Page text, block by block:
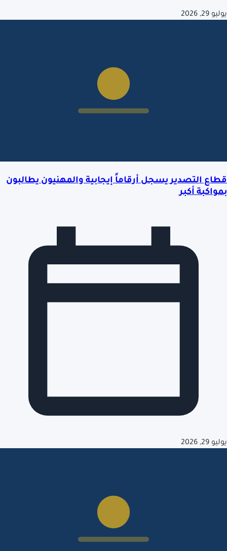
يوليو 29, 2026
قطاع التصدير يسجل أرقاماً إيجابية والمهنيون يطالبون
بمواكبة أكبر
يوليو 29, 2026